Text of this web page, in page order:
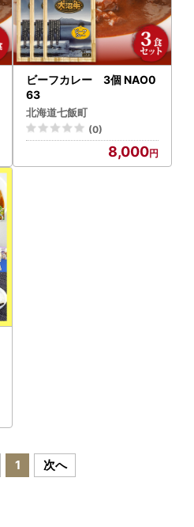
ビーフカレー 3個 NAO0
63
北海道七飯町
(0)
8,000
1 次へ